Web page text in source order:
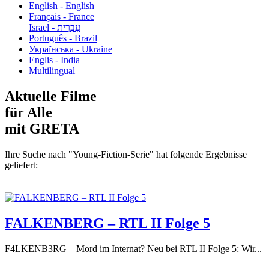
English - English
Français - France
עִבְרִית - Israel
Português - Brazil
Українська - Ukraine
Englis - India
Multilingual
Aktuelle Filme
für Alle
mit GRETA
Ihre Suche nach "Young-Fiction-Serie" hat folgende Ergebnisse
geliefert:
FALKENBERG – RTL II Folge 5
F4LKENB3RG – Mord im Internat? Neu bei RTL II Folge 5: Wir...